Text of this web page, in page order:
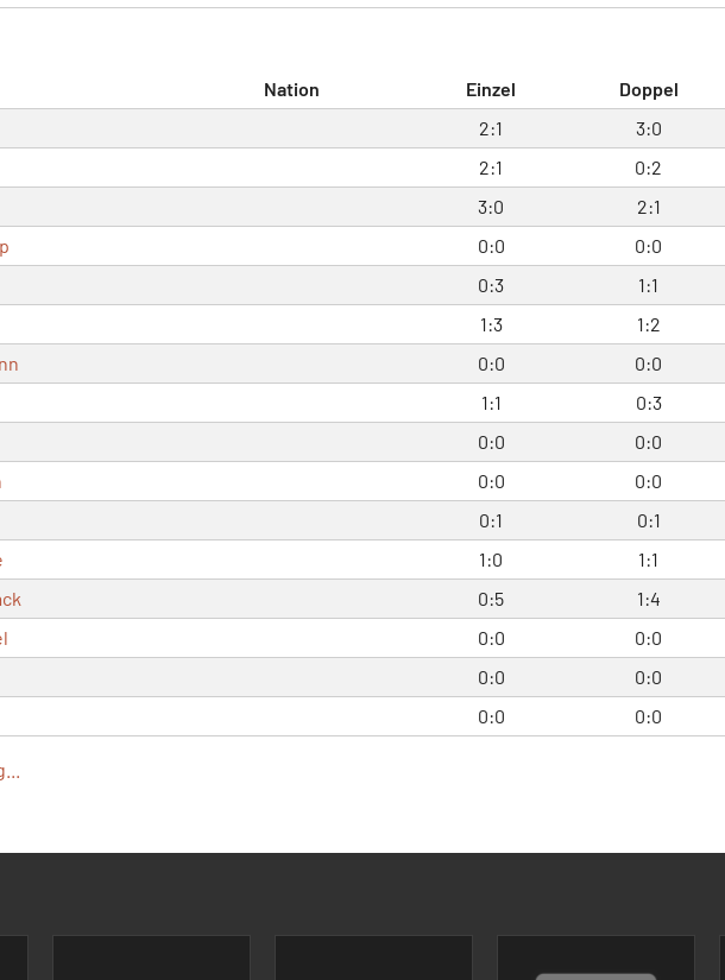
Nation Einzel Doppel
2:1 3:0
2:1 0:2
3:0 2:1
0:0 0:0
0:3 1:1
1:3 1:2
0:0 0:0
1:1 0:3
0:0 0:0
0:0 0:0
0:1 0:1
1:0 1:1
0:5 1:4
0:0 0:0
0:0 0:0
0:0 0:0